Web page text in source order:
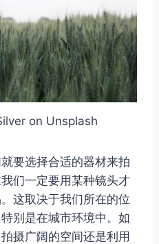
on Unsplash
要选择合适的器材来拍
们一定要用某种镜头才
这取决于我们所在的位
别是在城市环境中。如
摄广阔的空间还是利用